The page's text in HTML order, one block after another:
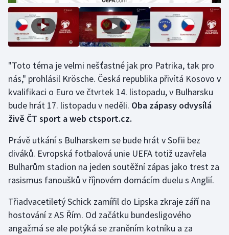
Rychlostní kanoistika
Short track
Stolní tenis
Triatlon
Vodní slalom
Volejbal
Ostatní
"Toto téma je velmi nešťastné jak pro Patrika, tak pro
nás," prohlásil Krösche. Česká republika přivítá Kosovo v
kvalifikaci o Euro ve čtvrtek 14. listopadu, v Bulharsku
bude hrát 17. listopadu v neděli. Oba zápasy odvysílá
živě ČT sport a web ctsport.cz.
Právě utkání s Bulharskem se bude hrát v Sofii bez
diváků. Evropská fotbalová unie UEFA totiž uzavřela
Bulharům stadion na jeden soutěžní zápas jako trest za
rasismus fanoušků v říjnovém domácím duelu s Anglií.
Třiadvacetiletý Schick zamířil do Lipska zkraje září na
hostování z AS Řím. Od začátku bundesligového
angažmá se ale potýká se zraněním kotníku a za